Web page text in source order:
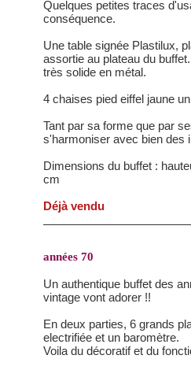
Quelques petites traces
conséquence.
Une table signée Plastilux,
assortie au plateau du
très solide en métal.
4 chaises pied eiffel jaune
Tant par sa forme que par
s'harmoniser avec bien des
Dimensions du buffet :
cm
Déjà vendu
années 70
Un authentique buffet des
vintage vont adorer !!
En deux parties, 6 grands
electrifiée et un baromètre.
Voila du décoratif et du